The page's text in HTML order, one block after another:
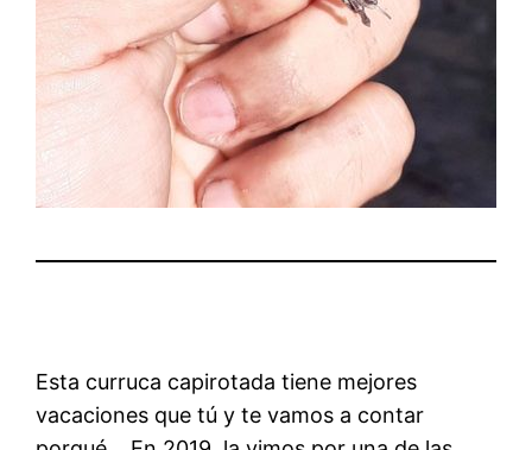
Esta curruca capirotada tiene mejores
vacaciones que tú y te vamos a contar